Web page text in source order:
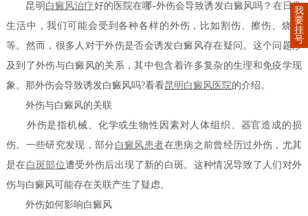
昆明 白癜风治疗好的医院在哪-外伤会导致诱发白癜风吗？在日常
生活中，我们可能会受到各种各样的外伤，比如割伤、擦伤、烧伤
等。然而，很多人对于外伤是否会诱发白癜风存在疑问。这个问题涉
及到了外伤与白癜风的关系，其中包含着许多复杂的生理和免疫学现
象。那外伤会导致诱发白癜风吗?看看昆明白癜风医院的介绍。
外伤与白癜风的关联
外伤是指机械、化学或生物性因素对人体组织、器官造成的损
伤。一些研究发现，部分 白癜风患者在患病之前曾经历过外伤，尤其
是在白斑部位遭受外伤后出现了新的白斑。这种情况导致了人们对外
伤与白癜风可能存在关联产生了疑虑。
外伤如何影响白癜风
我
要
挂
号